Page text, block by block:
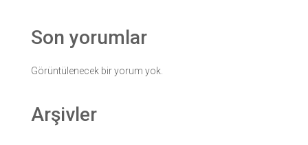
Son yorumlar
Görüntülenecek bir yorum yok.
Arşivler